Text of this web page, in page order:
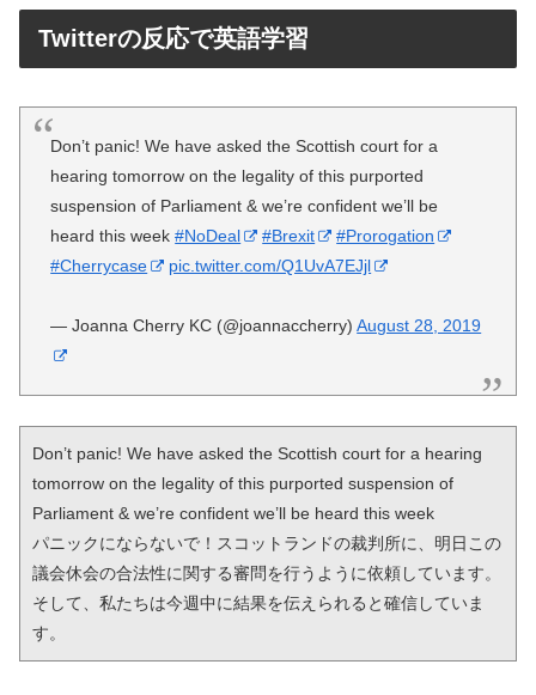
Twitterの反応で英語学習
Don’t panic! We have asked the Scottish court for a
hearing tomorrow on the legality of this purported
suspension of Parliament & we’re confident we’ll be
heard this week#NoDeal #Brexit
#Prorogation
#Cherrycase
pic.twitter.com/Q1UvA7EJjl
— Joanna Cherry KC (@joannaccherry)August 28, 2019
Don’t panic! We have asked the Scottish court for a hearing
tomorrow on the legality of this purported suspension of
Parliament & we’re confident we’ll be heard this week
パニックにならないで！スコットランドの裁判所に、明日この
議会休会の合法性に関する審問を行うように依頼しています。
そして、私たちは今週中に結果を伝えられると確信していま
す。